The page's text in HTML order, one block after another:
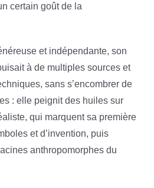
certain goût de la
et indépendante, son
à de multiples sources et
sans s’encombrer de
: elle peignit des huiles sur
qui marquent sa première
et d’invention, puis
anthropomorphes du